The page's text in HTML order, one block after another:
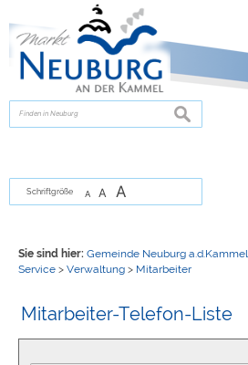
zur Navigationoder
suchen
Schriftgröße A A A
Sie sind hier: Gemeinde Neuburg a.d.Kammel
Service> Verwaltung> Mitarbeiter
Mitarbeiter-Telefon-Liste